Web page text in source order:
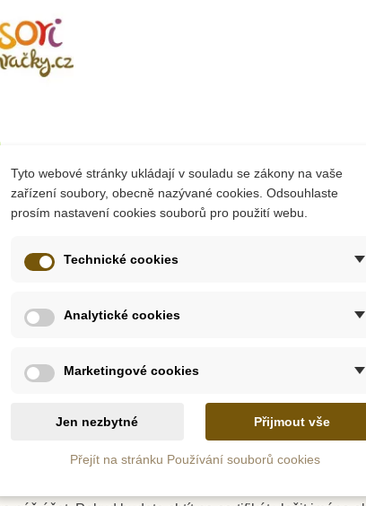
- 2000
z Vašich blízkých rád náš eshop, ale raději byste,
Tyto webové stránky ukládají v souladu se zákony na vaše
zařízení soubory, obecně nazývané cookies. Odsouhlaste
prosím nastavení cookies souborů pro použití webu.
Technické cookies
Analytické cookies
Marketingové cookies
Jen nezbytné Přijmout vše
Přejít na stránku Používání souborů cookies